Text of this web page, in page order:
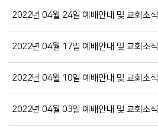
2022년 04월 24일 예배안내 및 교회소식
2022년 04월 17일 예배안내 및 교회소식
2022년 04월 10일 예배안내 및 교회소식
2022년 04월 03일 예배안내 및 교회소식